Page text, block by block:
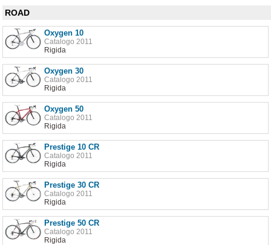
ROAD
Oxygen 10
Catalogo 2011
Rigida
Oxygen 30
Catalogo 2011
Rigida
Oxygen 50
Catalogo 2011
Rigida
Prestige 10 CR
Catalogo 2011
Rigida
Prestige 30 CR
Catalogo 2011
Rigida
Prestige 50 CR
Catalogo 2011
Rigida